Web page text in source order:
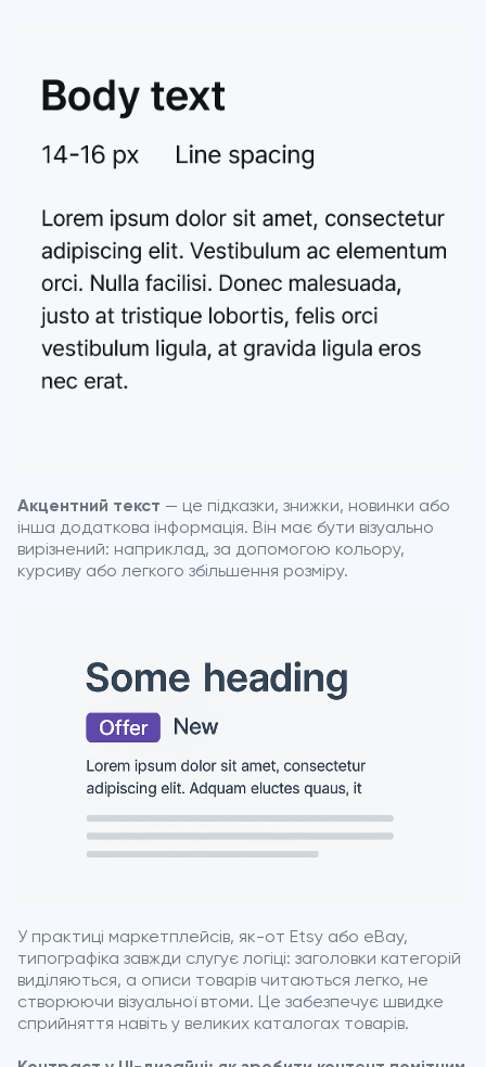
Акцентний текст — це підказки, знижки, новинки або
інша додаткова інформація. Він має бути візуально
вирізнений: наприклад, за допомогою кольору,
курсиву або легкого збільшення розміру.
У практиці маркетплейсів, як-от Etsy або eBay,
типографіка завжди слугує логіці: заголовки категорій
виділяються, а описи товарів читаються легко, не
створюючи візуальної втоми. Це забезпечує швидке
сприйняття навіть у великих каталогах товарів.